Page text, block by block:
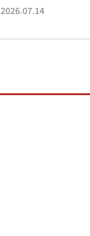
下訂了！」「哪個等
後竟然還要等「超
2026.07.14